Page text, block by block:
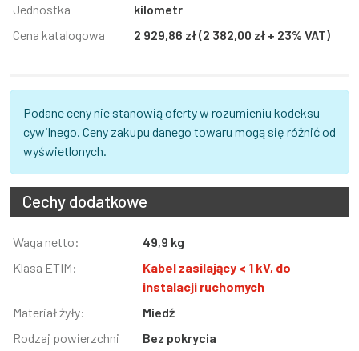
Jednostka
kilometr
Cena katalogowa
2 929,86 zł (2 382,00 zł + 23% VAT)
Podane ceny nie stanowią oferty w rozumieniu kodeksu
cywilnego. Ceny zakupu danego towaru mogą się różnić od
wyświetlonych.
Cechy dodatkowe
Informacja
Wartość
Waga netto:
49,9 kg
Klasa ETIM:
Kabel zasilający < 1 kV, do
instalacji ruchomych
Materiał żyły:
Miedź
Rodzaj powierzchni
Bez pokrycia